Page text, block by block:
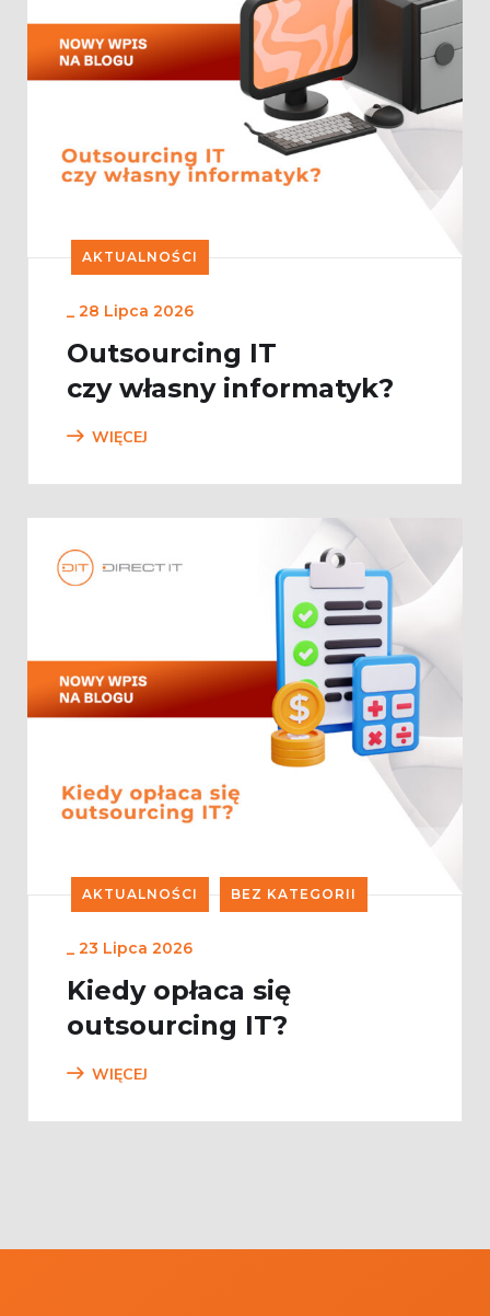
AKTUALNOŚCI
_ 28 Lipca 2026
Outsourcing IT
czy własny informatyk?
WIĘCEJ
AKTUALNOŚCI BEZ KATEGORII
_ 23 Lipca 2026
Kiedy opłaca się
outsourcing IT?
WIĘCEJ